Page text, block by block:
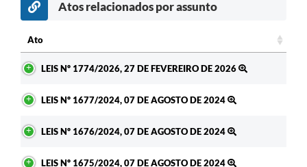
Atos relacionados por assunto
Ato
LEIS Nº 1774/2026, 27 DE FEVEREIRO DE 2026
LEIS Nº 1677/2024, 07 DE AGOSTO DE 2024
LEIS Nº 1676/2024, 07 DE AGOSTO DE 2024
LEIS Nº 1675/2024, 07 DE AGOSTO DE 2024